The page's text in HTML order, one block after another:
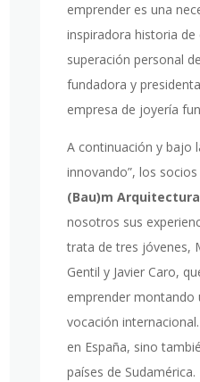
emprender es una
inspiradora historia
superación personal
fundadora y
empresa de joyería
A continuación y bajo
innovando”, los
(Bau)m
nosotros sus
trata de tres jóvenes,
Gentil y Javier Caro,
emprender montando
vocación
en España, sino
países de Sudamérica.